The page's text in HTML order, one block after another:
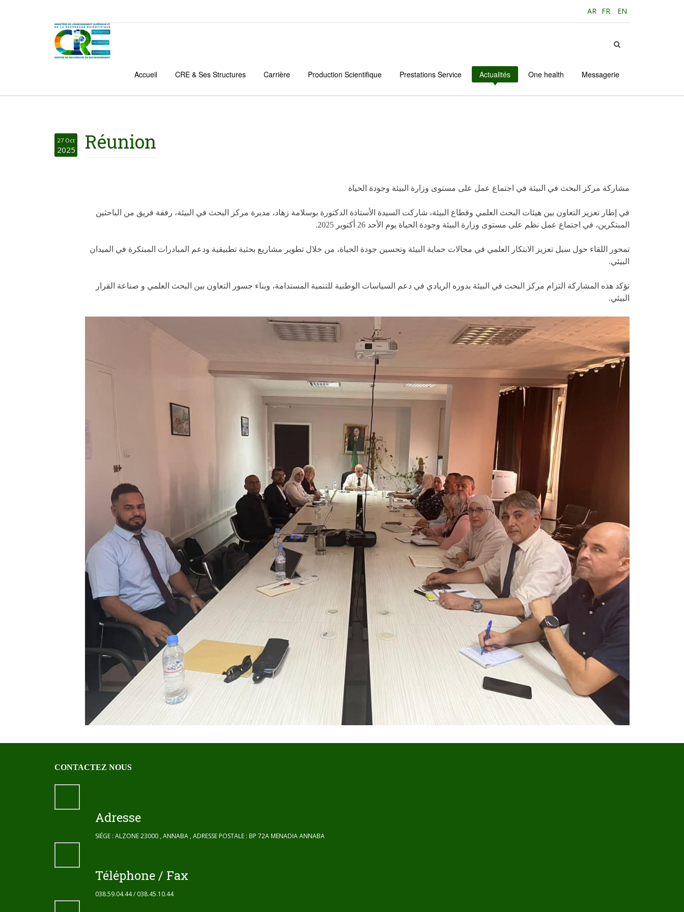
AR FR EN
Accueil CRE & Ses Structures Carrière Production Scientifique Prestations Service Actualités One health Messagerie
27 Oct
2025 Réunion
مشاركة مركز البحث في البيئة في اجتماع عمل على مستوى وزارة البيئة وجودة الحياة
في إطار تعزيز التعاون بين هيئات البحث العلمي وقطاع البيئة، شاركت السيدة الأستاذة الدكتورة بوسلامة زهاد، مديرة مركز البحث في البيئة، رفقة فريق من الباحثين
المبتكرين، في اجتماع عمل نظم على مستوى وزارة البيئة وجودة الحياة يوم الأحد 26 أكتوبر 2025.
تمحور اللقاء حول سبل تعزيز الابتكار العلمي في مجالات حماية البيئة وتحسين جودة الحياة، من خلال تطوير مشاريع بحثية تطبيقية ودعم المبادرات المبتكرة في الميدان
البيئي.
تؤكد هذه المشاركة التزام مركز البحث في البيئة بدوره الريادي في دعم السياسات الوطنية للتنمية المستدامة، وبناء جسور التعاون بين البحث العلمي و صناعة القرار
البيئي.
CONTACTEZ NOUS
Adresse
SIÉGE : ALZONE 23000 , ANNABA , ADRESSE POSTALE : BP 72A MENADIA ANNABA
Téléphone / Fax
038.59.04.44 / 038.45.10.44